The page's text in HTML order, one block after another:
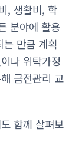
, 생활비, 학
분야에 활용
는 만큼 계획
나 위탁가정
금전관리 교
함께 살펴보